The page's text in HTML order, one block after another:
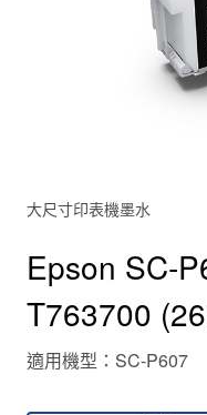
大尺寸印表機墨水
Epson SC-
T763700
適用機型：SC-P607